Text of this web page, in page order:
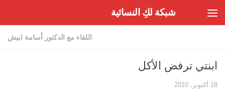
شبكة لكِ النسائية
اللقاء مع الدكتور أسامة ابيش
ابنتي ترفض الأكل
18 أكتوبر، 2010